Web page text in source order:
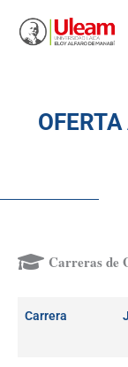
Carreras de
Carrera